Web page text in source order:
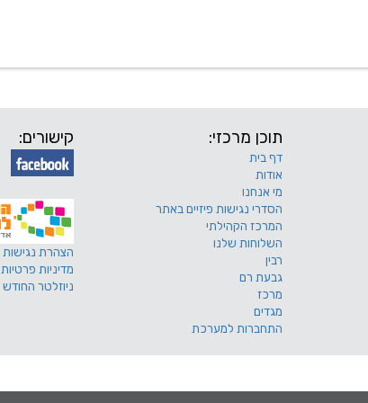
תוכן מרכזי:
דף בית
אודות
מי אנחנו
הסדרי נגישות פיזיים באתר
המרכז הקהילתי
השלוחות שלנו
רבין
גבעת רם
מרכז
מגדים
התחברות למערכת
קישורים:
הצהרת נגישות
מדיניות פרטיות
ניוזלטר החודש